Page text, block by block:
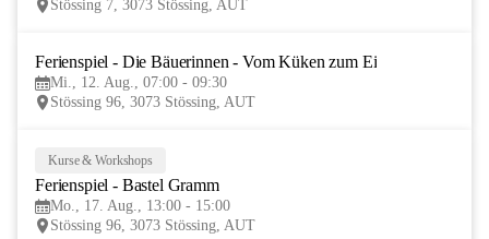
Stössing 7, 3073 Stössing, AUT
Ferienspiel - Die Bäuerinnen - Vom Küken zum Ei
Mi., 12. Aug., 07:00 - 09:30
Stössing 96, 3073 Stössing, AUT
Kurse & Workshops
Ferienspiel - Bastel Gramm
Mo., 17. Aug., 13:00 - 15:00
Stössing 96, 3073 Stössing, AUT